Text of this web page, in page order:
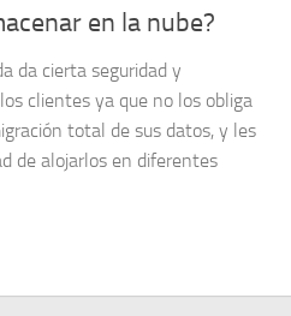
en la nube?
da cierta seguridad y
clientes ya que no los obliga
total de sus datos, y les
de alojarlos en diferentes